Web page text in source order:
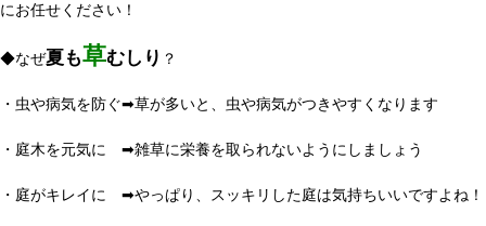
にお任せください！
◆なぜ夏も草むしり ？
・虫や病気を防ぐ➡草が多いと、虫や病気がつきやすくなります
・庭木を元気に ➡雑草に栄養を取られないようにしましょう
・庭がキレイに ➡やっぱり、スッキリした庭は気持ちいいですよね！